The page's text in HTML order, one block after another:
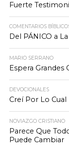
Fuerte
COMENTARIOS
Del PÁNICO a
MARIO SERRANO
Espera Grandes
DEVOCIONALES
Creí Por Lo Cual
NOVIAZGO CRISTIANO
Parece Que
Puede Cambiar